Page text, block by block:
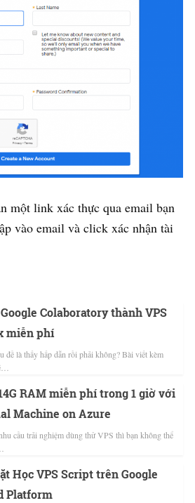
một link xác thực qua email bạn
vào email và click xác nhận tài
Colaboratory thành VPS
miễn phí
đề là thấy hấp dẫn rồi phải không? Bài viết kèm
RAM miễn phí trong 1 giờ với
Machine on Azure
cầu trải nghiệm dùng thử VPS thì bạn không thể
Học VPS Script trên Google
Platform